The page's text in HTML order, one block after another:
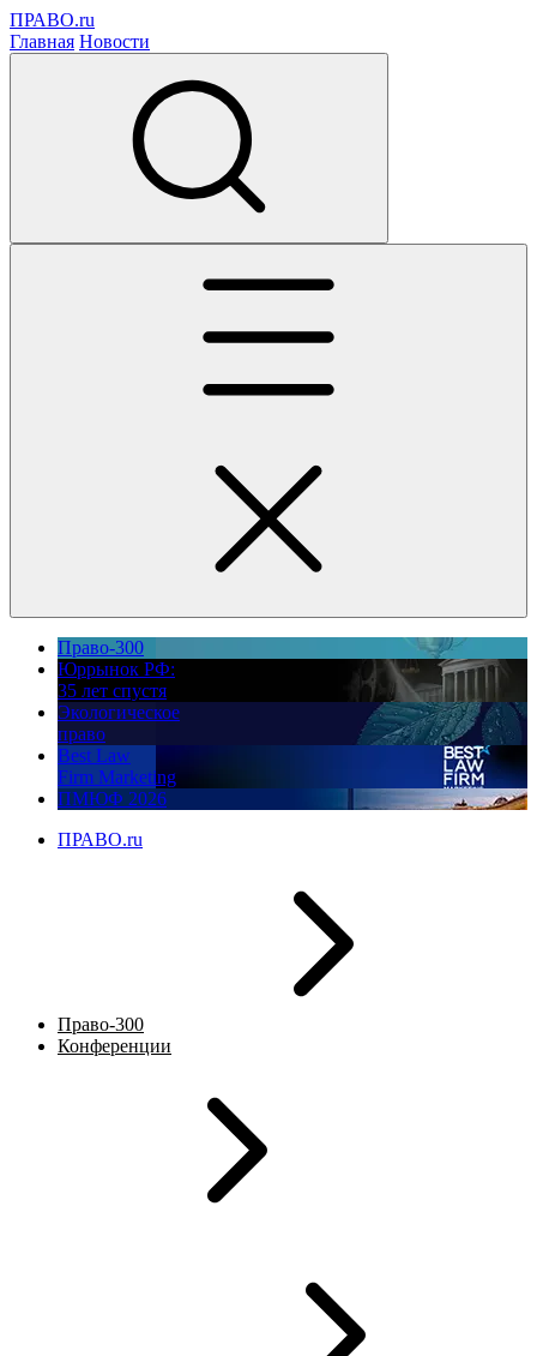
ПРАВО.ru
Главная Новости
Право-300
Юррынок РФ:
35 лет спустя
Экологическое
право
Best Law
Firm Marketing
ПМЮФ 2026
ПРАВО.ru
Право-300
Конференции